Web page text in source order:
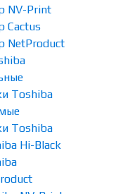
NV-Print
Cactus
NetProduct
Toshiba
Toshiba
Hi-Black